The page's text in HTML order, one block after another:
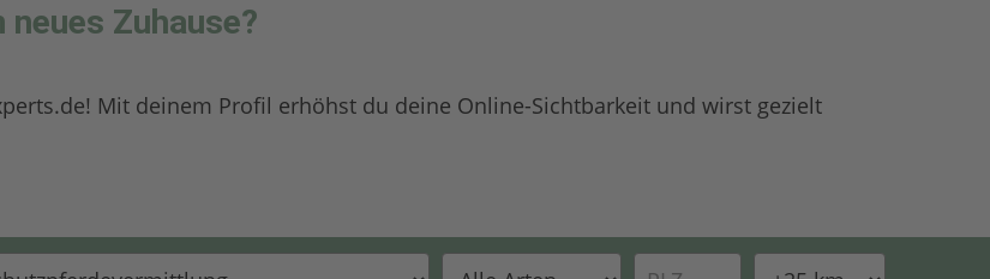
Zuhause?
Mit deinem Profil erhöhst du deine Online-Sichtbarkeit und wirst gezielt